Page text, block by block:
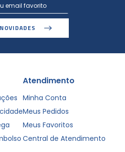
Atendimento
Minha Conta
Meus Pedidos
Meus Favoritos
Central de Atendimento